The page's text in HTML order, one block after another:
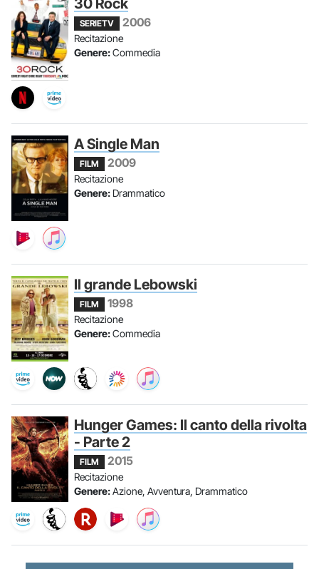
SERIETV 2006
Recitazione
Genere:Commedia
A Single Man
FILM 2009
Recitazione
Genere: Drammatico
Il grande Lebowski
FILM 1998
Recitazione
Genere:Commedia
Hunger Games: Il canto della rivolta
- Parte 2
FILM 2015
Recitazione
Genere:Azione, Avventura, Drammatico